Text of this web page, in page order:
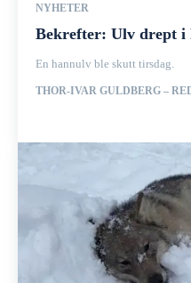
NYHETER
Bekrefter: Ulv drept i
En hannulv ble skutt tirsdag.
THOR-IVAR GULDBERG –